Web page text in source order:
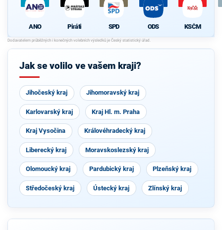
ANO Piráti SPD ODS KSČM
Jak se volilo ve vašem kraji?
Jihočeský kraj Jihomoravský kraj
Karlovarský kraj Kraj Hl. m. Praha
Kraj Vysočina Královéhradecký kraj
Liberecký kraj Moravskoslezský kraj
Olomoucký kraj Pardubický kraj Plzeňský kraj
Středočeský kraj Ústecký kraj Zlínský kraj